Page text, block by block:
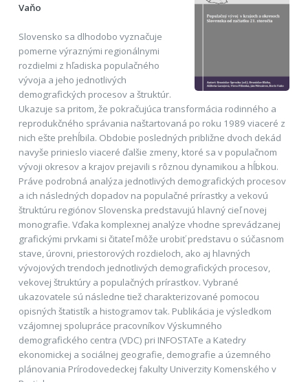
Vaňo
Slovensko sa dlhodobo vyznačuje
pomerne výraznými regionálnymi
rozdielmi z hľadiska populačného
vývoja a jeho jednotlivých
demografických procesov a štruktúr.
Ukazuje sa pritom, že pokračujúca transformácia rodinného a
reprodukčného správania naštartovaná po roku 1989 viaceré z
nich ešte prehĺbila. Obdobie posledných približne dvoch dekád
navyše prinieslo viaceré ďalšie zmeny, ktoré sa v populačnom
vývoji okresov a krajov prejavili s rôznou dynamikou a hĺbkou.
Práve podrobná analýza jednotlivých demografických procesov
a ich následných dopadov na populačné prírastky a vekovú
štruktúru regiónov Slovenska predstavujú hlavný cieľ novej
monografie. Vďaka komplexnej analýze vhodne sprevádzanej
grafickými prvkami si čitateľ môže urobiť predstavu o súčasnom
stave, úrovni, priestorových rozdieloch, ako aj hlavných
vývojových trendoch jednotlivých demografických procesov,
vekovej štruktúry a populačných prírastkov. Vybrané
ukazovatele sú následne tiež charakterizované pomocou
opisných štatistík a histogramov tak. Publikácia je výsledkom
vzájomnej spolupráce pracovníkov Výskumného
demografického centra (VDC) pri INFOSTATe a Katedry
ekonomickej a sociálnej geografie, demografie a územného
plánovania Prírodovedeckej fakulty Univerzity Komenského v